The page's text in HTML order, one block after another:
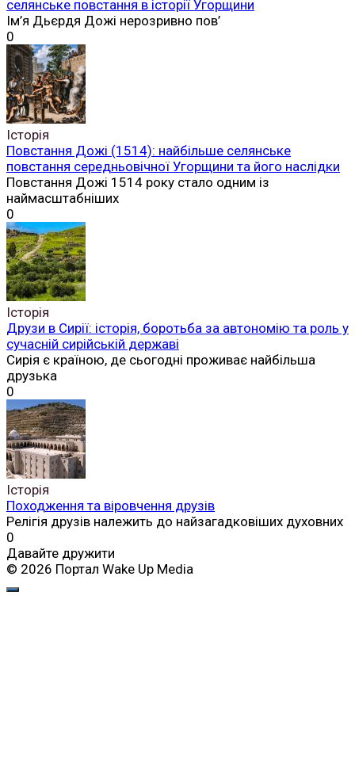
селянське повстання в історії Угорщини
Ім’я Дьєрдя Дожі нерозривно пов’
0
Історія
Повстання Дожі (1514): найбільше селянське
повстання середньовічної Угорщини та його наслідки
Повстання Дожі 1514 року стало одним із
наймасштабніших
0
Історія
Друзи в Сирії: історія, боротьба за автономію та роль у
сучасній сирійській державі
Сирія є країною, де сьогодні проживає найбільша
друзька
0
Історія
Походження та віровчення друзів
Релігія друзів належить до найзагадковіших духовних
0
Давайте дружити
© 2026 Портал Wake Up Media